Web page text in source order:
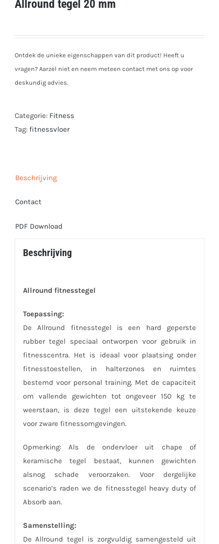
Allround tegel 20 mm
Ontdek de unieke eigenschappen van dit product! Heeft u
vragen? Aarzel niet en neem meteen contact met ons op voor
deskundig advies.
Categorie: Fitness
Tag: fitnessvloer
Beschrijving
Contact
PDF Download
Beschrijving
Allround fitnesstegel
Toepassing:
De Allround fitnesstegel is een hard geperste
rubber tegel speciaal ontworpen voor gebruik in
fitnesscentra. Het is ideaal voor plaatsing onder
fitnesstoestellen, in halterzones en ruimtes
bestemd voor personal training. Met de capaciteit
om vallende gewichten tot ongeveer 150 kg te
weerstaan, is deze tegel een uitstekende keuze
voor zware fitnessomgevingen.
Opmerking: Als de ondervloer uit chape of
keramische tegel bestaat, kunnen gewichten
alsnog schade veroorzaken. Voor dergelijke
scenario’s raden we de fitnesstegel heavy duty of
Absorb aan.
Samenstelling:
De Allround tegel is zorgvuldig samengesteld uit